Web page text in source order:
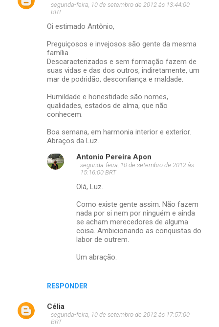
segunda-feira, 10 de setembro de 2012 às 13:44:00
BRT
Oi estimado Antônio,
Preguiçosos e invejosos são gente da mesma
família.
Descaracterizados e sem formação fazem de
suas vidas e das dos outros, indiretamente, um
mar de podridão, desconfiança e maldade.
Humildade e honestidade são nomes,
qualidades, estados de alma, que não
conhecem.
Boa semana, em harmonia interior e exterior.
Abraços da Luz.
RESPONDER
Antonio Pereira Apon
segunda-feira, 10 de setembro de 2012 às
15:16:00 BRT
Olá, Luz.
Como existe gente assim. Não fazem
nada por si nem por ninguém e ainda
se acham merecedores de alguma
coisa. Ambicionando as conquistas do
labor de outrem.
Um abração.
Célia
segunda-feira, 10 de setembro de 2012 às 17:57:00
BRT